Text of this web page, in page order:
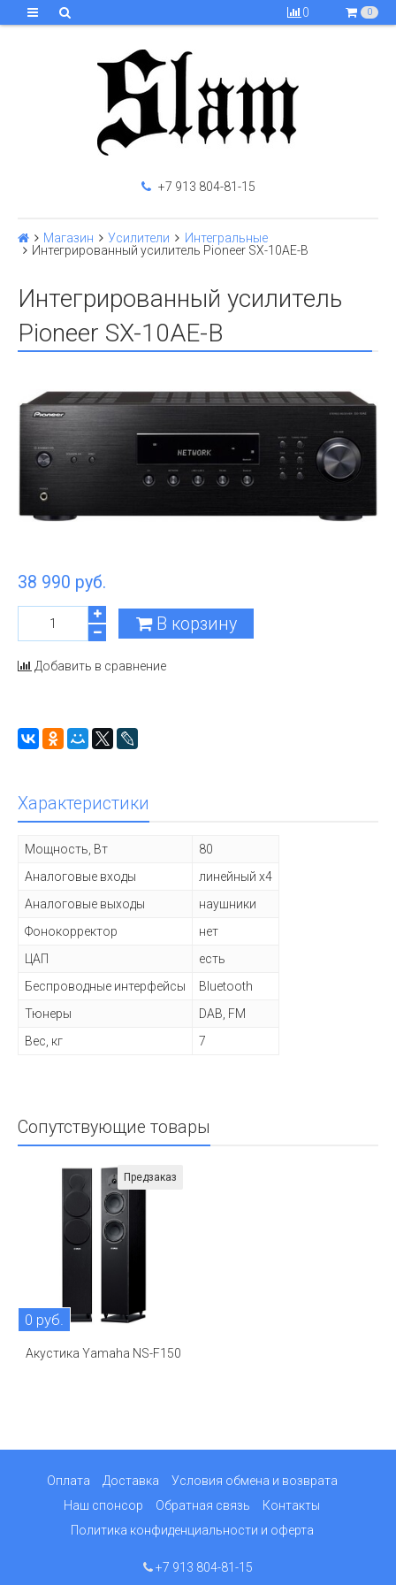
0 0
+7 913 804-81-15
Магазин Усилители
Интегральные
Интегрированный усилитель Pioneer SX-10AE-B
Интегрированный усилитель
Pioneer SX-10AE-B
38 990 руб.
В корзину
Добавить в сравнение
Характеристики
Мощность, Вт
80
Аналоговые входы
линейный x4
Аналоговые выходы
наушники
Фонокорректор
нет
ЦАП
есть
Беспроводные интерфейсы
Bluetooth
Тюнеры
DAB, FM
Вес, кг
7
Сопутствующие товары
Предзаказ
0 руб.
Акустика Yamaha NS-F150
Оплата Доставка
Условия обмена и возврата
Наш спонсор
Обратная связь
Контакты
Политика конфиденциальности и оферта
+7 913 804-81-15